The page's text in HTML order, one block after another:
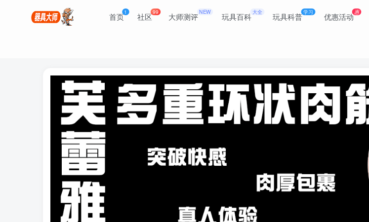
首页1 社区99 大师测评NEW 玩具百科 大全 玩具科普学习 优惠活动惠